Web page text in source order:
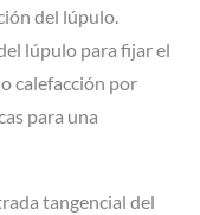
del lúpulo.
lúpulo para fijar el
calefacción por
para una
tangencial del